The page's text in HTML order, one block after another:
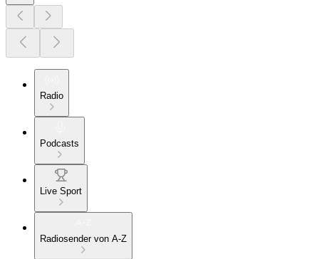
Radio
Podcasts
Live Sport
Radiosender von A-Z